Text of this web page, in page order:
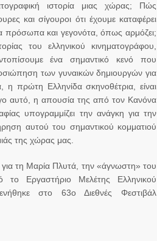
ιστορία μιας χώρας; Πώς
και σίγουροι ότι έχουμε καταφέρει
πρόσωπα και γεγονότα, όπως αρμόζει;
του ελληνικού κινηματογράφου,
ένα σημαντικό κενό που
των γυναικών δημιουργών για
η πρώτη Ελληνίδα σκηνοθέτρια, είναι
αυτό, η απουσία της από τον Κανόνα
υπογραμμίζει την ανάγκη για την
αυτού του σημαντικού κομματιού
της χώρας μας.
τη Μαρία Πλυτά, την «άγνωστη» του
το Εργαστήριο Μελέτης Ελληνικού
στο 63ο Διεθνές Φεστιβάλ